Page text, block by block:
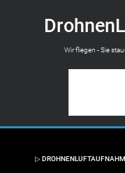
DrohnenL
Wir fliegen - Sie
▷